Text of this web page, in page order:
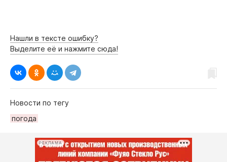
Нашли в тексте ошибку?
Выделите её и нажмите сюда!
Новости по тегу
погода
РЕКЛАМА